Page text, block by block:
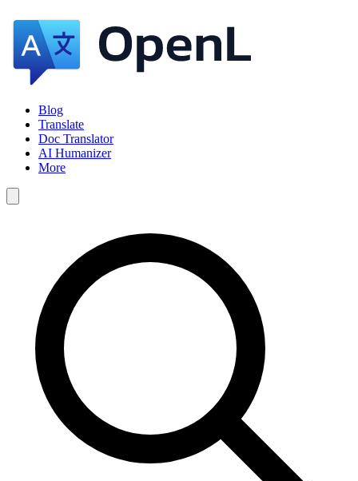
Blog
Translate
Doc Translator
AI Humanizer
More